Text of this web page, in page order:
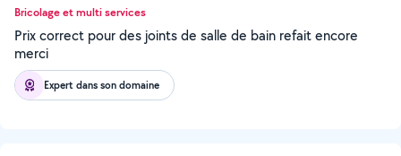
Bricolage et multi services
Prix correct pour des joints de salle de bain refait encore
merci
Expert dans son domaine